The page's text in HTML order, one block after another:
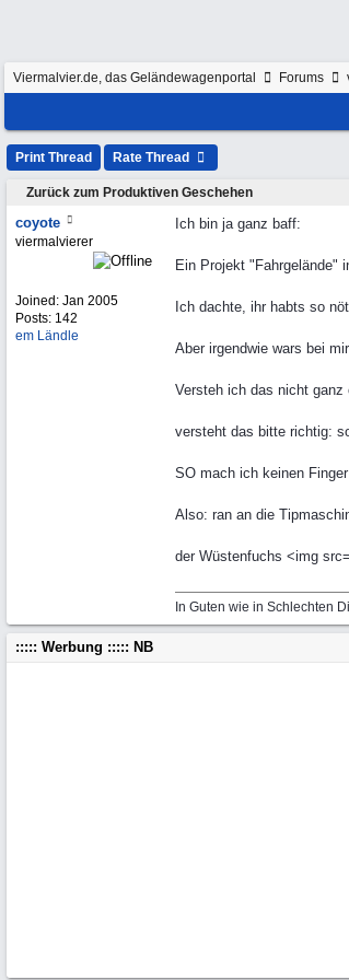
Viermalvier.de, das Geländewagenportal Forums
Print Thread Rate Thread
Zurück zum Produktiven Geschehen
coyote
viermalvierer
Joined: Jan 2005
Posts: 142
em Ländle
Ich bin ja ganz baff:
Ein Projekt "Fahrgelände"
Ich dachte, ihr habts so
Aber irgendwie wars bei
Versteh ich das nicht
versteht das bitte richtig:
SO mach ich keinen
Also: ran an die
der Wüstenfuchs <img
In Guten wie in Schlechten
::::: Werbung ::::: NB